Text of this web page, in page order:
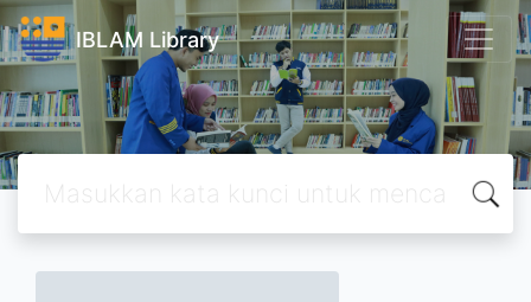
IBLAM Library